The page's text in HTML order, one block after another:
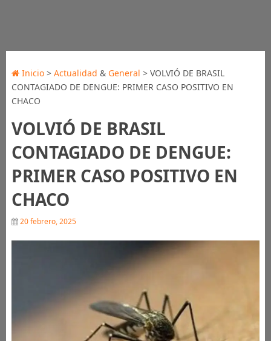
Inicio> Actualidad & General > VOLVIÓ DE BRASIL
CONTAGIADO DE DENGUE: PRIMER CASO POSITIVO EN
CHACO
VOLVIÓ DE BRASIL
CONTAGIADO DE DENGUE:
PRIMER CASO POSITIVO EN
CHACO
20 febrero, 2025